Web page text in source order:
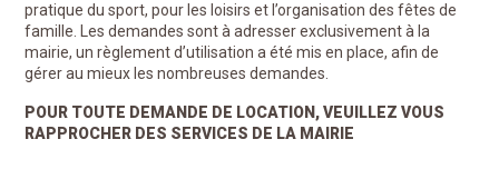
pratique du sport, pour les loisirs et l’organisation des fêtes de
famille. Les demandes sont à adresser exclusivement à la
mairie, un règlement d’utilisation a été mis en place, afin de
gérer au mieux les nombreuses demandes.
POUR TOUTE DEMANDE DE LOCATION, VEUILLEZ VOUS
RAPPROCHER DES SERVICES DE LA MAIRIE